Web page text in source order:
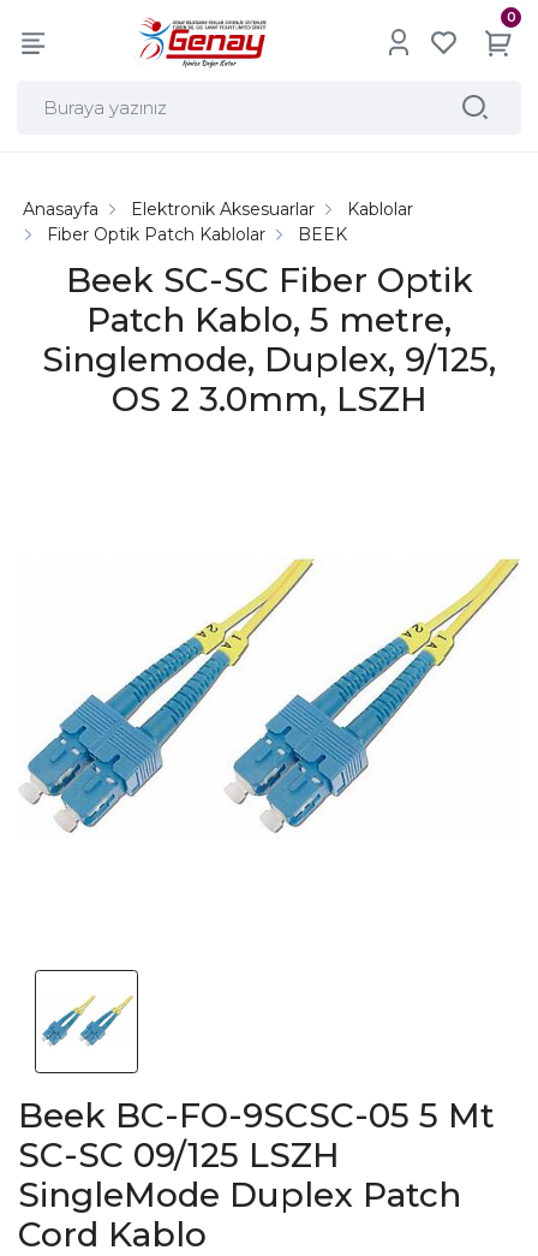
0
Beek SC-SC Fiber Optik
Patch Kablo, 5 metre,
Singlemode, Duplex, 9/125,
OS 2 3.0mm, LSZH
Anasayfa Elektronik Aksesuarlar
Kablolar
Fiber Optik Patch Kablolar
BEEK
Beek BC-FO-9SCSC-05 5 Mt
SC-SC 09/125 LSZH
SingleMode Duplex Patch
Cord Kablo